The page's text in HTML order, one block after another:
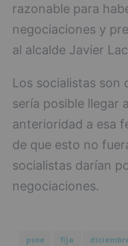
razonable para
negociaciones y
al alcalde Javier
Los socialistas son
sería posible llegar
anterioridad a esa
de que esto no
socialistas darían
negociaciones.
psoe fija